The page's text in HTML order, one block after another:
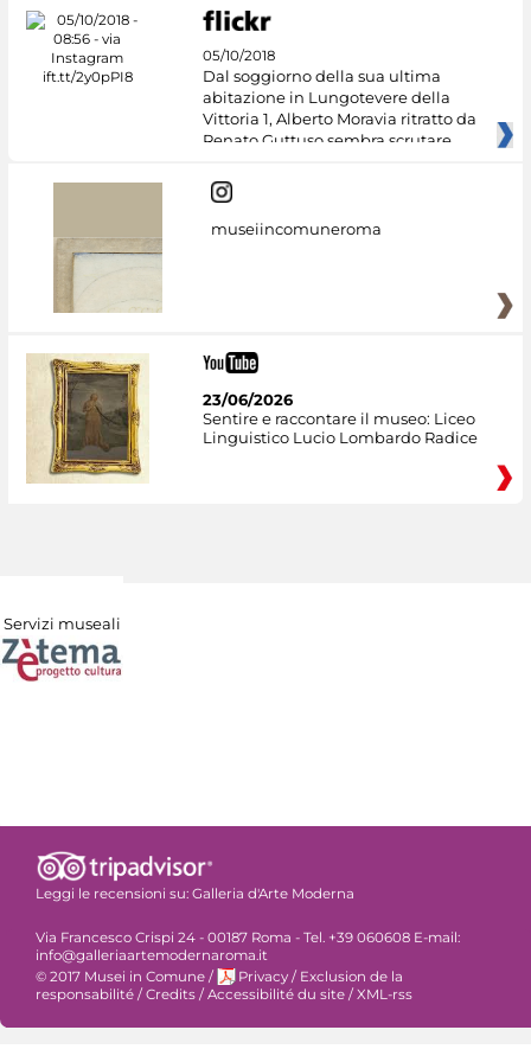
05/10/2018
Dal soggiorno della sua ultima
abitazione in Lungotevere della
Vittoria 1, Alberto Moravia ritratto da
Renato Guttuso sembra scrutare
museiincomuneroma
23/06/2026
Sentire e raccontare il museo: Liceo
Linguistico Lucio Lombardo Radice
Servizi museali
Leggi le recensioni su: Galleria d'Arte Moderna
Via Francesco Crispi 24 - 00187 Roma - Tel. +39 060608 E-mail:
info@galleriaartemodernaroma.it
© 2017 Musei in Comune / Privacy / Exclusion de la
responsabilité / Credits / Accessibilité du site / XML-rss